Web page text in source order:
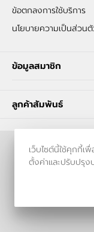
ข้อตกลงการใช้บริการ
นโยบายความเป็นส่วน
ข้อมูลสมาชิก
ลูกค้าสัมพันธ์
เว็บไซต์นี้ใช้คุกกี้เ
ตั้งค่าและปรับปรุ